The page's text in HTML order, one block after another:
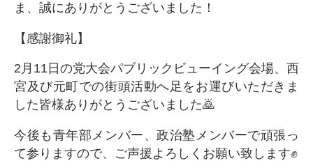
ま、誠にありがとうございました！
【感謝御礼】
2月11日の党大会パブリックビューイング会場、西
宮及び元町での街頭活動へ足をお運びいただきま
した皆様ありがとうございました🙇
今後も青年部メンバー、政治塾メンバーで頑張っ
て参りますので、ご声援よろしくお願い致します✊